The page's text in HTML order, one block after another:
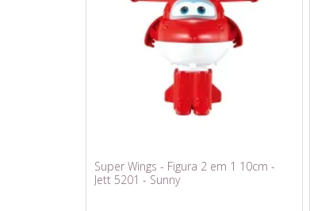
Super Wings - Figura 2 em 1 10cm -
Jett 5201 - Sunny